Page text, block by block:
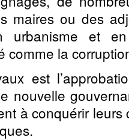
maires ou des
urbanisme et
comme la
est
nouvelle
à conquérir